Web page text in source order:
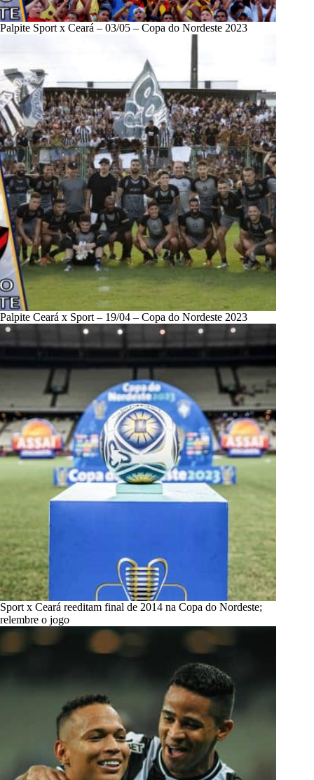
Palpite Sport x Ceará – 03/05 – Copa do Nordeste 2023
Palpite Ceará x Sport – 19/04 – Copa do Nordeste 2023
Sport x Ceará reeditam final de 2014 na Copa do Nordeste;
relembre o jogo